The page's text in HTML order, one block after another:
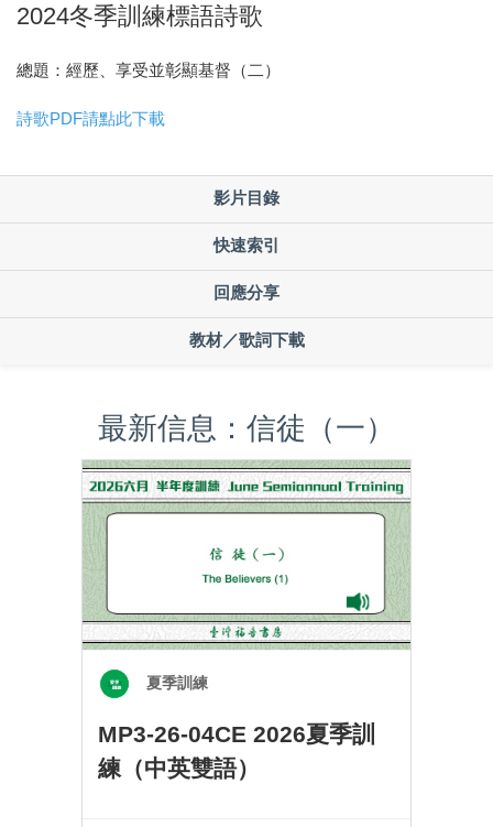
2024冬季訓練標語詩歌
總題：經歷、享受並彰顯基督（二）
詩歌PDF請點此下載
影片目錄
快速索引
回應分享
教材／歌詞下載
最新信息：信徒（一）
夏季訓練
MP3-26-04CE 2026夏季訓
練（中英雙語）